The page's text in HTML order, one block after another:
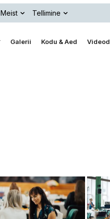
Meist Tellimine
Galerii Kodu & Aed Videod